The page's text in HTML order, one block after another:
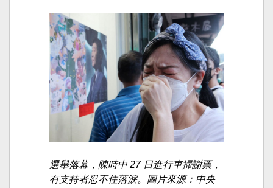
選舉落幕，陳時中 27 日進行車掃謝票，
有支持者忍不住落淚。圖片來源：中央